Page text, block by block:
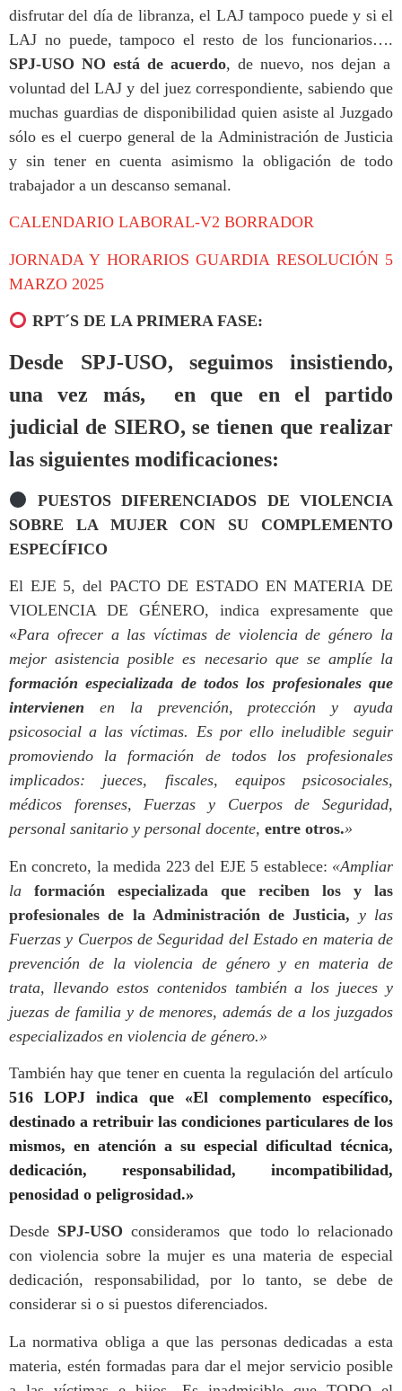
disfrutar del día de libranza, el LAJ tampoco puede y si el
LAJ no puede, tampoco el resto de los funcionarios….
SPJ-USO NO está de acuerdo, de nuevo, nos dejan a
voluntad del LAJ y del juez correspondiente, sabiendo que
muchas guardias de disponibilidad quien asiste al Juzgado
sólo es el cuerpo general de la Administración de Justicia
y sin tener en cuenta asimismo la obligación de todo
trabajador a un descanso semanal.
CALENDARIO LABORAL-V2 BORRADOR
JORNADA Y HORARIOS GUARDIA RESOLUCIÓN 5
MARZO 2025
RPT´S DE LA PRIMERA FASE:
Desde SPJ-USO, seguimos insistiendo,
una vez más, en que en el partido
judicial de SIERO, se tienen que realizar
las siguientes modificaciones:
PUESTOS DIFERENCIADOS DE VIOLENCIA
SOBRE LA MUJER CON SU COMPLEMENTO
ESPECÍFICO
El EJE 5, del PACTO DE ESTADO EN MATERIA DE
VIOLENCIA DE GÉNERO, indica expresamente que
«Para ofrecer a las víctimas de violencia de género la
mejor asistencia posible es necesario que se amplíe la
formación especializada de todos los profesionales que
intervienen en la prevención, protección y ayuda
psicosocial a las víctimas. Es por ello ineludible seguir
promoviendo la formación de todos los profesionales
implicados: jueces, fiscales, equipos psicosociales,
médicos forenses, Fuerzas y Cuerpos de Seguridad,
personal sanitario y personal docente, entre otros.»
En concreto, la medida 223 del EJE 5 establece: «Ampliar
la formación especializada que reciben los y las
profesionales de la Administración de Justicia, y las
Fuerzas y Cuerpos de Seguridad del Estado en materia de
prevención de la violencia de género y en materia de
trata, llevando estos contenidos también a los jueces y
juezas de familia y de menores, además de a los juzgados
especializados en violencia de género.»
También hay que tener en cuenta la regulación del artículo
516 LOPJ indica que «El complemento específico,
destinado a retribuir las condiciones particulares de los
mismos, en atención a su especial dificultad técnica,
dedicación, responsabilidad, incompatibilidad,
penosidad o peligrosidad.»
Desde SPJ-USO consideramos que todo lo relacionado
con violencia sobre la mujer es una materia de especial
dedicación, responsabilidad, por lo tanto, se debe de
considerar si o si puestos diferenciados.
La normativa obliga a que las personas dedicadas a esta
materia, estén formadas para dar el mejor servicio posible